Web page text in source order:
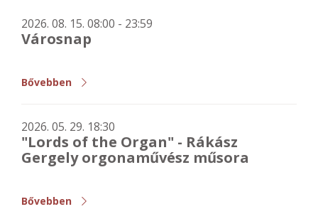
2026. 08. 15. 08:00 - 23:59
Városnap
Bővebben
2026. 05. 29. 18:30
"Lords of the Organ" - Rákász
Gergely orgonaművész műsora
Bővebben